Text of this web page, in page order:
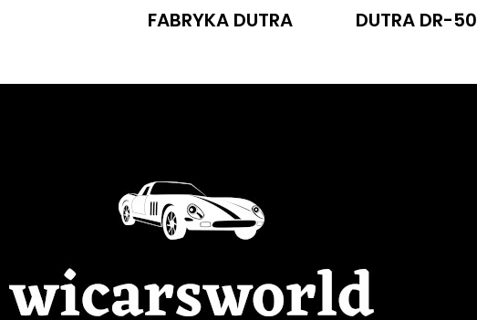
FABRYKA DUTRA DUTRA DR-50